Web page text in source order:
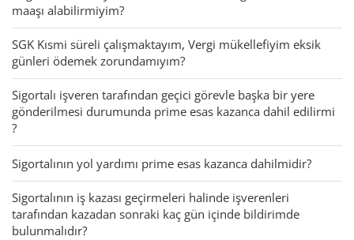
maaşı alabilirmiyim?
SGK Kısmi süreli çalışmaktayım, Vergi mükellefiyim eksik
günleri ödemek zorundamıyım?
Sigortalı işveren tarafından geçici görevle başka bir yere
gönderilmesi durumunda prime esas kazanca dahil edilirmi
?
Sigortalının yol yardımı prime esas kazanca dahilmidir?
Sigortalının iş kazası geçirmeleri halinde işverenleri
tarafından kazadan sonraki kaç gün içinde bildirimde
bulunmalıdır?